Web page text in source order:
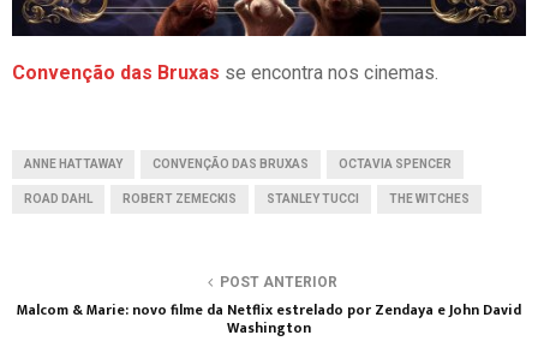
Convenção das Bruxas se encontra nos cinemas.
ANNE HATTAWAY CONVENÇÃO DAS BRUXAS OCTAVIA SPENCER
ROAD DAHL ROBERT ZEMECKIS STANLEY TUCCI THE WITCHES
POST ANTERIOR
Malcom & Marie: novo filme da Netflix estrelado por Zendaya e John David
Washington